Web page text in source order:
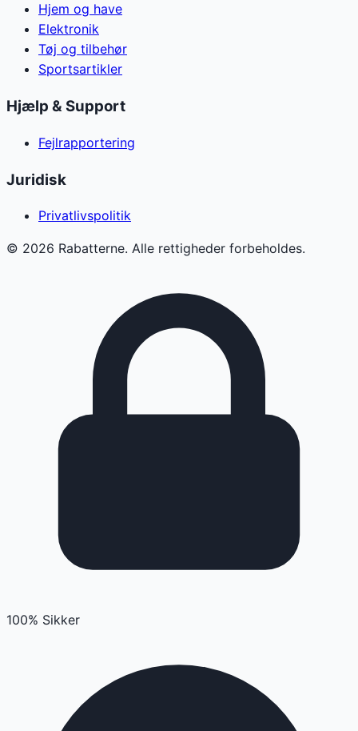
Hjem og have
Elektronik
Tøj og tilbehør
Sportsartikler
Hjælp & Support
Fejlrapportering
Juridisk
Privatlivspolitik
© 2026 Rabatterne. Alle rettigheder forbeholdes.
100% Sikker